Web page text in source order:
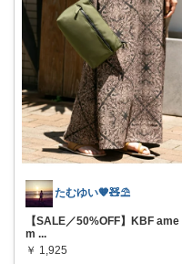
たむゆい🧡🧸⛱
【SALE／50%OFF】KBF ame
m ...
￥ 1,925